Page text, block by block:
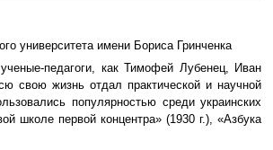
университета имени Бориса Гринченка
педагоги, как Тимофей Лубенец, Иван
свою жизнь отдал практической и научной
популярностью среди украинских
школе первой концентра» (1930 г.), «Азбука